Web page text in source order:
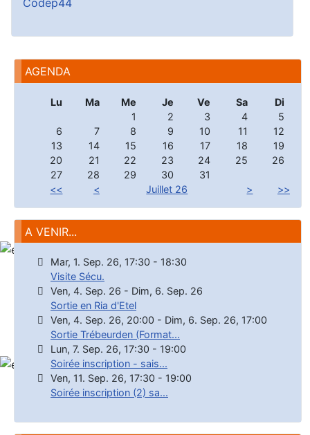
AGENDA
Lu Ma Me Je Ve Sa
Di
1
2 3 4
5
6
7 8 9 10 11
12
13
14 15 16 17 18
19
20
21 22 23 24 25
26
27
28 29 30
31
<<
< Juillet 26 > >>
A VENIR...
Mar, 1. Sep. 26, 17:30 - 18:30
Visite Sécu.
Ven, 4. Sep. 26 - Dim, 6. Sep. 26
Sortie en Ria d'Etel
Ven, 4. Sep. 26, 20:00 - Dim, 6. Sep. 26, 17:00
Sortie Trébeurden (Format...
Lun, 7. Sep. 26, 17:30 - 19:00
Soirée inscription - sais...
Ven, 11. Sep. 26, 17:30 - 19:00
Soirée inscription (2) sa...
Codep44